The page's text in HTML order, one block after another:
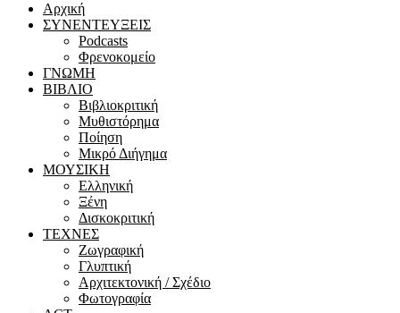
Αρχική
ΣΥΝΕΝΤΕΥΞΕΙΣ
Podcasts
Φρενοκομείο
ΓΝΩΜΗ
ΒΙΒΛΙΟ
Βιβλιοκριτική
Μυθιστόρημα
Ποίηση
Μικρό Διήγημα
ΜΟΥΣΙΚΗ
Ελληνική
Ξένη
Δισκοκριτική
ΤΕΧΝΕΣ
Ζωγραφική
Γλυπτική
Αρχιτεκτονική / Σχέδιο
Φωτογραφία